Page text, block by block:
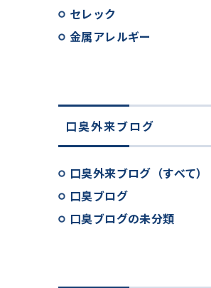
セレック
金属アレルギー
口臭外来ブログ
口臭外来ブログ（すべて）
口臭ブログ
口臭ブログの未分類